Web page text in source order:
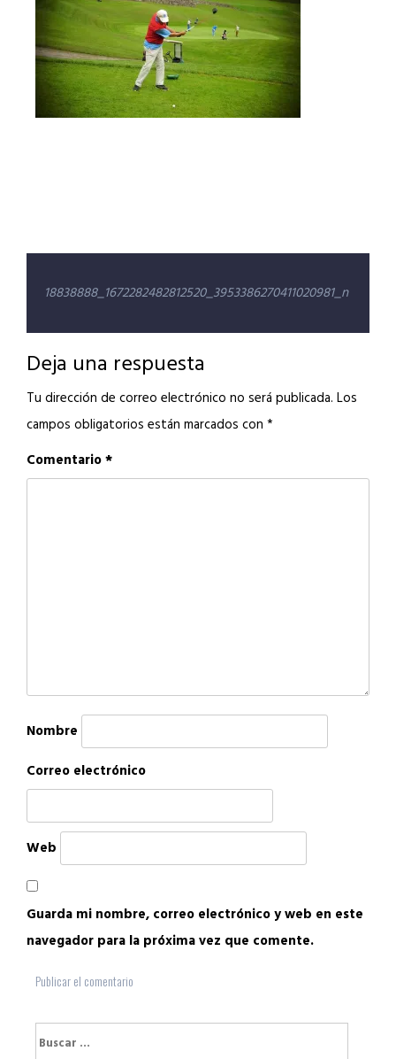
Navegación
de
entradas
18838888_1672282482812520_3953386270411020981_n
Deja una respuesta
Tu dirección de correo electrónico no será publicada. Los
campos obligatorios están marcados con *
Comentario*
Nombre
Correo electrónico
Web
Guarda mi nombre, correo electrónico y web en este
navegador para la próxima vez que comente.
Buscar: